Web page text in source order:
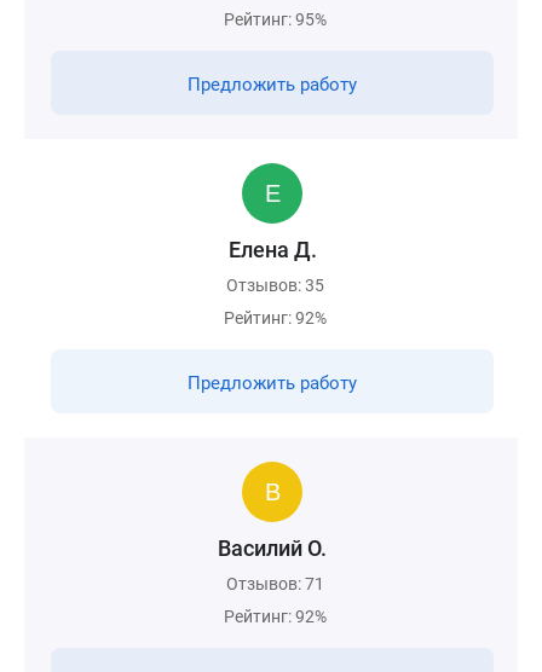
Рейтинг: 95%
Предложить работу
Елена Д.
Отзывов: 35
Рейтинг: 92%
Предложить работу
Василий О.
Отзывов: 71
Рейтинг: 92%